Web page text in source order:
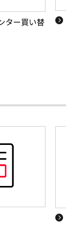
ター買い替